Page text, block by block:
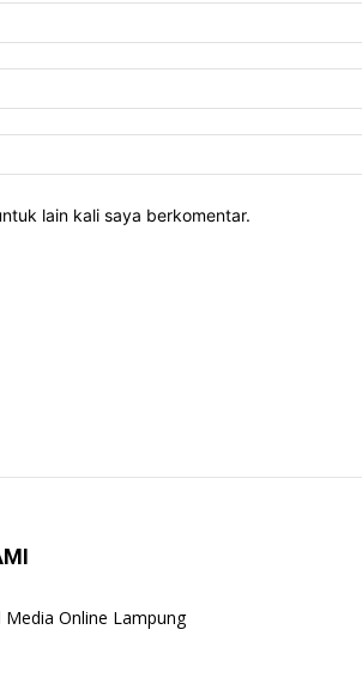
lain kali saya berkomentar.
Online Lampung